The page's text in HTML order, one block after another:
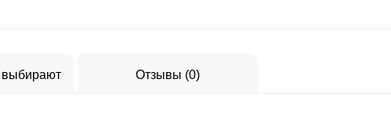
выбирают Отзывы (0)